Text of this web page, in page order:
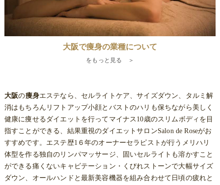
大阪で痩身の業種について
をもっと見る ＞
大阪の痩身エステなら、セルライトケア、サイズダウン、タルミ解
消はもちろんリフトアップ小顔とバストのハリも保ちながら美しく
健康に痩せるダイエットを行ってマイナス10歳のスリムボディを目
指すことができる、結果重視のダイエットサロンSalon de Roseがお
すすめです。エステ歴1６年のオーナーセラピストが行うメリハリ
体型を作る独自のリンパマッサージ、固いセルライトも溶かすこと
ができる痛くないキャビテーション・くびれストーンで大幅サイズ
ダウン、オールハンドと最新美容機器を組み合わせて日頃の疲れと